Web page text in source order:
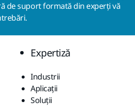
de suport formată din experți vă
Expertiză
Industrii
Aplicații
Soluții